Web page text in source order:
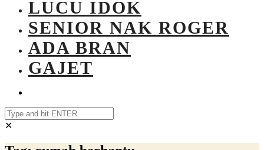
LUCU IDOK
SENIOR NAK ROGER
ADA BRAN
GAJET
✕